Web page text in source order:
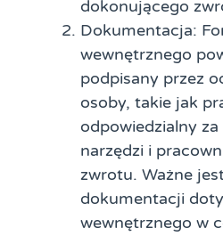
dokonującego
Dokumentacja:
wewnętrznego
podpisany przez
osoby, takie jak
odpowiedzialny
narzędzi i
zwrotu. Ważne
dokumentacji
wewnętrznego w